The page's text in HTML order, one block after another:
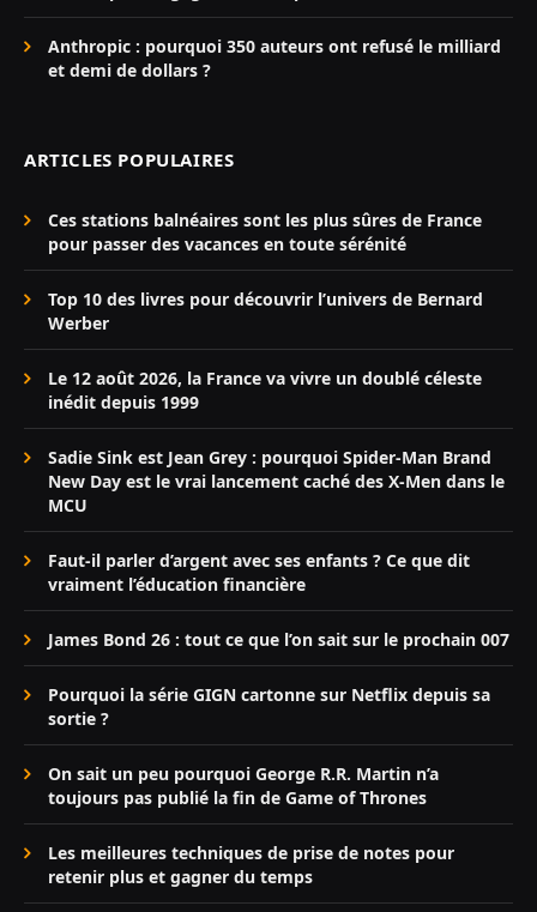
Anthropic : pourquoi 350 auteurs ont refusé le milliard
et demi de dollars ?
ARTICLES POPULAIRES
Ces stations balnéaires sont les plus sûres de France
pour passer des vacances en toute sérénité
Top 10 des livres pour découvrir l’univers de Bernard
Werber
Le 12 août 2026, la France va vivre un doublé céleste
inédit depuis 1999
Sadie Sink est Jean Grey : pourquoi Spider-Man Brand
New Day est le vrai lancement caché des X-Men dans le
MCU
Faut-il parler d’argent avec ses enfants ? Ce que dit
vraiment l’éducation financière
James Bond 26 : tout ce que l’on sait sur le prochain 007
Pourquoi la série GIGN cartonne sur Netflix depuis sa
sortie ?
On sait un peu pourquoi George R.R. Martin n’a
toujours pas publié la fin de Game of Thrones
Les meilleures techniques de prise de notes pour
retenir plus et gagner du temps